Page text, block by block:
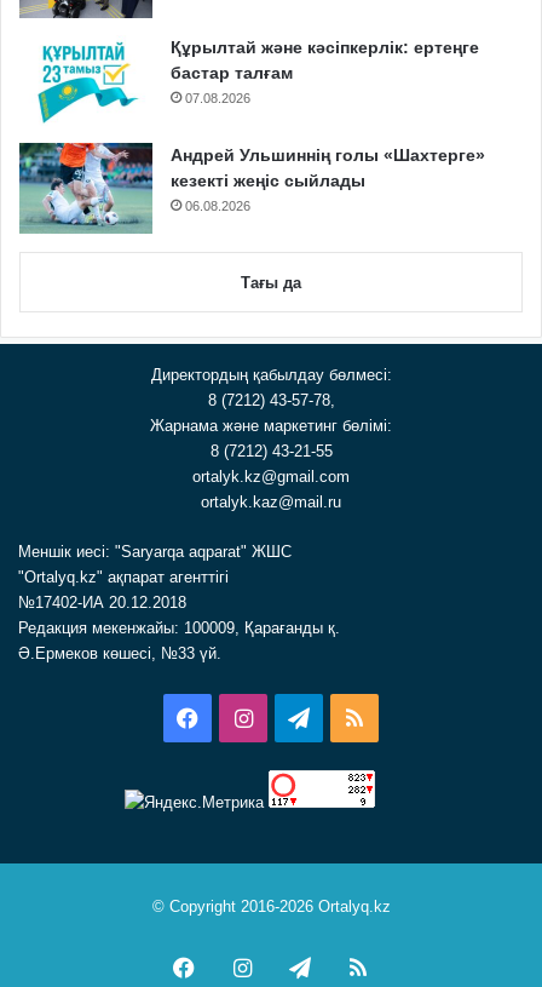
Құрылтай және кәсіпкерлік: ертеңге
бастар талғам
07.08.2026
Андрей Ульшиннің голы «Шахтерге»
кезекті жеңіс сыйлады
06.08.2026
Тағы да
Директордың қабылдау бөлмесі:
8 (7212) 43-57-78,
Жарнама және маркетинг бөлімі:
8 (7212) 43-21-55
ortalyk.kz@gmail.com
ortalyk.kaz@mail.ru
Меншік иесі: "Saryarqa aqparat" ЖШС
"Ortalyq.kz" ақпарат агенттігі
№17402-ИА 20.12.2018
Редакция мекенжайы: 100009, Қарағанды қ.
Ә.Ермеков көшесі, №33 үй.
FacebookInstagramTelegram
© Copyright 2016-2026 Ortalyq.kz
FacebookInstagramTelegram